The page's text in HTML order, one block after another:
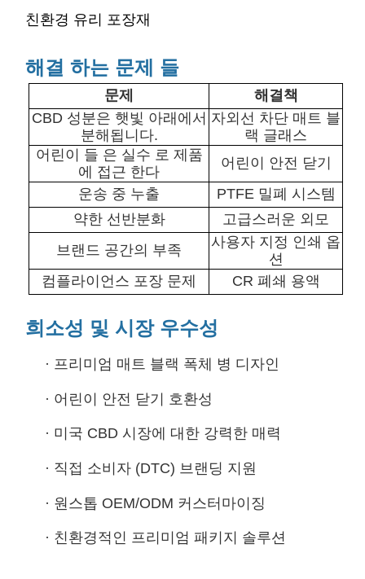
친환경 유리 포장재
해결 하는 문제 들
문제
해결책
CBD 성분은 햇빛 아래에서
분해됩니다.
자외선 차단 매트 블
랙 글래스
어린이 들 은 실수 로 제품
에 접근 한다
어린이 안전 닫기
운송 중 누출
PTFE 밀폐 시스템
약한 선반분화
고급스러운 외모
브랜드 공간의 부족
사용자 지정 인쇄 옵
션
컴플라이언스 포장 문제
CR 폐쇄 용액
희소성 및 시장 우수성
· 프리미엄 매트 블랙 폭체 병 디자인
· 어린이 안전 닫기 호환성
· 미국 CBD 시장에 대한 강력한 매력
· 직접 소비자 (DTC) 브랜딩 지원
· 원스톱 OEM/ODM 커스터마이징
· 친환경적인 프리미엄 패키지 솔루션